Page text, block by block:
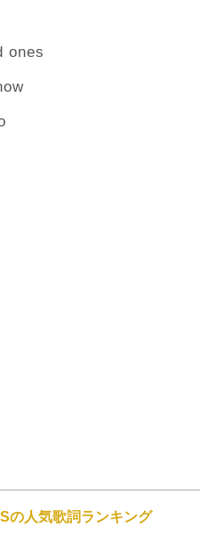
ones
の人気歌詞ランキング